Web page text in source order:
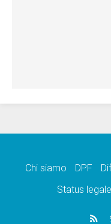
Chi siamo DPF
Status legale